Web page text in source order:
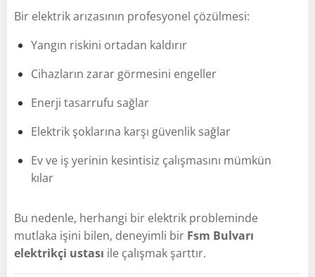
Bir elektrik arızasının profesyonel çözülmesi:
Yangın riskini ortadan kaldırır
Cihazların zarar görmesini engeller
Enerji tasarrufu sağlar
Elektrik şoklarına karşı güvenlik sağlar
Ev ve iş yerinin kesintisiz çalışmasını mümkün
kılar
Bu nedenle, herhangi bir elektrik probleminde
mutlaka işini bilen, deneyimli bir Fsm Bulvarı
elektrikçi ustası ile çalışmak şarttır.